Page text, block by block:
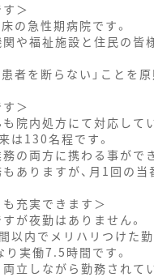
＞
の急性期病院です。
や福祉施設と住民の皆
者を断らない」ことを
＞
院内処方にて対応してい
は130名程です。
の両方に携わる事がで
ありますが、月1回の当
充実できます＞
が夜勤はありません。
内でメリハリつけた勤
実働7.5時間です。
立しながら勤務されて